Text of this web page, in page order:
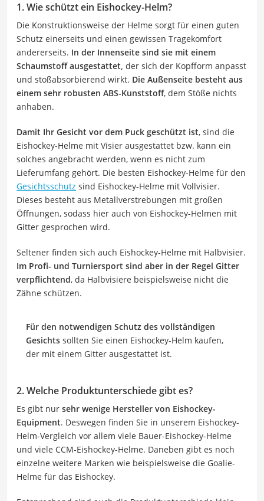
1. Wie schützt ein Eishockey-Helm?
Die Konstruktionsweise der Helme sorgt für einen guten
Schutz einerseits und einen gewissen Tragekomfort
andererseits. In der Innenseite sind sie mit einem
Schaumstoff ausgestattet, der sich der Kopfform anpasst
und stoßabsorbierend wirkt. Die Außenseite besteht aus
einem sehr robusten ABS-Kunststoff, dem Stöße nichts
anhaben.
Damit Ihr Gesicht vor dem Puck geschützt ist, sind die
Eishockey-Helme mit Visier ausgestattet bzw. kann ein
solches angebracht werden, wenn es nicht zum
Lieferumfang gehört. Die besten Eishockey-Helme für den
Gesichtsschutz sind Eishockey-Helme mit Vollvisier.
Dieses besteht aus Metallverstrebungen mit großen
Öffnungen, sodass hier auch von Eishockey-Helmen mit
Gitter gesprochen wird.
Seltener finden sich auch Eishockey-Helme mit Halbvisier.
Im Profi- und Turniersport sind aber in der Regel Gitter
verpflichtend, da Halbvisiere beispielsweise nicht die
Zähne schützen.
Für den notwendigen Schutz des vollständigen
Gesichts sollten Sie einen Eishockey-Helm kaufen,
der mit einem Gitter ausgestattet ist.
2. Welche Produktunterschiede gibt es?
Es gibt nur sehr wenige Hersteller von Eishockey-
Equipment. Deswegen finden Sie in unserem Eishockey-
Helm-Vergleich vor allem viele Bauer-Eishockey-Helme
und viele CCM-Eishockey-Helme. Daneben gibt es noch
einzelne weitere Marken wie beispielsweise die Goalie-
Helme für das Eishockey.